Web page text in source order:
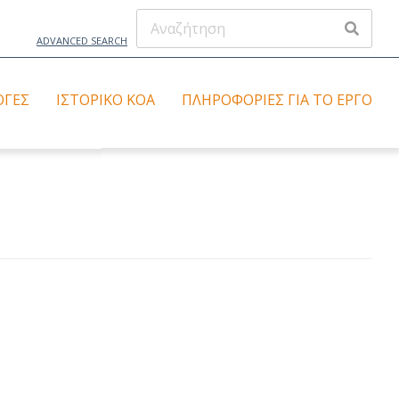
ADVANCED SEARCH
ΙΣΤΟΡΙΚΌ ΚΟΑ ΠΛΗΡΟΦΟΡΊΕΣ ΓΙΑ ΤΟ ΈΡΓΟ